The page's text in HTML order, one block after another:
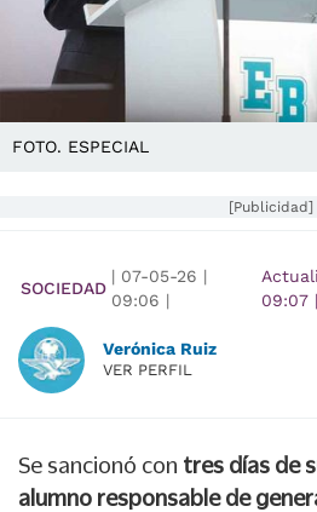
FOTO. ESPECIAL
[Publicidad]
SOCIEDAD
| 07-05-26 |
09:06 |
09:07 |
Verónica Ruiz
VER PERFIL
Se sancionó con tres días de
alumno responsable de